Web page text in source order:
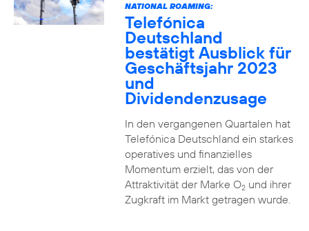
NATIONAL ROAMING:
Telefónica
Deutschland
bestätigt Ausblick für
Geschäftsjahr 2023
und
Dividendenzusage
In den vergangenen Quartalen hat
Telefónica Deutschland ein starkes
operatives und finanzielles
Momentum erzielt, das von der
Attraktivität der Marke O2und ihrer
Zugkraft im Markt getragen wurde.